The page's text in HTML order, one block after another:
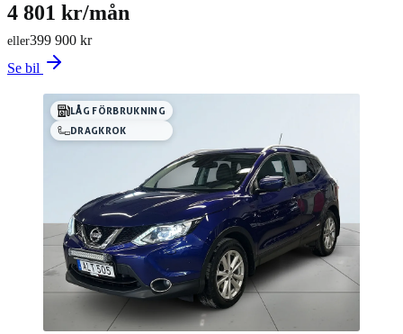
399 900 kr
eller
4 801 kr/mån
Se bil
LÅG FÖRBRUKNING
DRAGKROK